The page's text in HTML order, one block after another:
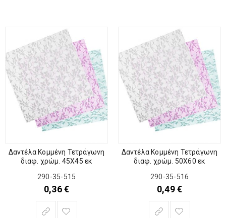
Δαντέλα Κομμένη Τετράγωνη
διαφ. χρώμ. 45Χ45 εκ
290-35-515
0,36€
Δαντέλα Κομμένη Τετράγωνη
διαφ. χρώμ. 50Χ60 εκ
290-35-516
0,49€